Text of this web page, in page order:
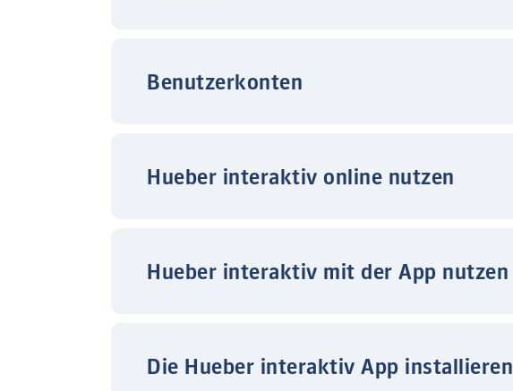
Benutzerkonten
Hueber interaktiv online nutzen
Hueber interaktiv mit der App nutzen
Die Hueber interaktiv App installieren